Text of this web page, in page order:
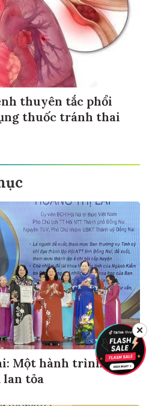
thuyên tắc phổi
thuốc tránh thai
Một hành trình cống
tỏa
✕